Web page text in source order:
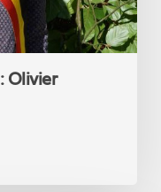
Olivier